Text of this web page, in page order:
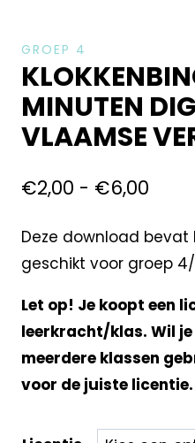
GROEP 4
MINUTEN
VLAAMSE
€2,00 - €6,00
Deze download bevat
geschikt voor groep
Let op! Je koopt een
leerkracht/klas. Wil
meerdere klassen
voor de juiste licentie.